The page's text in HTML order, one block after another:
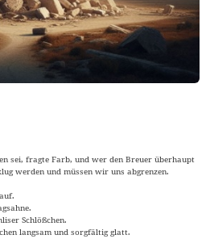
sei, fragte Farb, und wer den Breuer überhaupt
werden und müssen wir uns abgrenzen.
Schlößchen.
langsam und sorgfältig glatt.